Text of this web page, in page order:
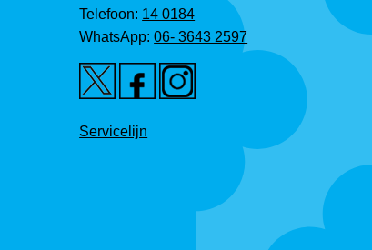
Telefoon: 14 0184
WhatsApp:06- 3643 2597
Servicelijn